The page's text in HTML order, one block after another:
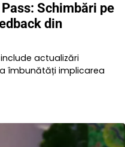
Schimbări pe
din
actualizări
îmbunătăți implicarea